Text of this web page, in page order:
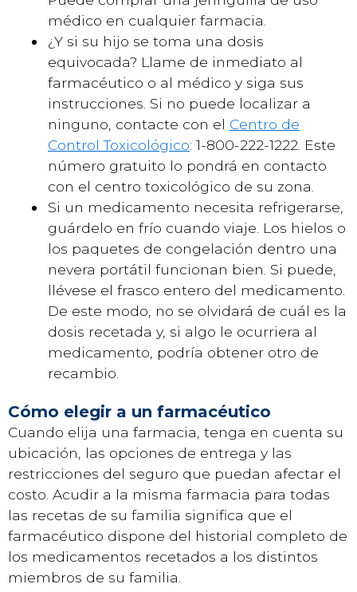
médico en cualquier farmacia.
¿Y si su hijo se toma una dosis
equivocada? Llame de inmediato al
farmacéutico o al médico y siga sus
instrucciones. Si no puede localizar a
ninguno, contacte con el Centro de
Control Toxicológico: 1-800-222-1222. Este
número gratuito lo pondrá en contacto
con el centro toxicológico de su zona.
Si un medicamento necesita refrigerarse,
guárdelo en frío cuando viaje. Los hielos o
los paquetes de congelación dentro una
nevera portátil funcionan bien. Si puede,
llévese el frasco entero del medicamento.
De este modo, no se olvidará de cuál es la
dosis recetada y, si algo le ocurriera al
medicamento, podría obtener otro de
recambio.
Cómo elegir a un farmacéutico
Cuando elija una farmacia, tenga en cuenta su
ubicación, las opciones de entrega y las
restricciones del seguro que puedan afectar el
costo. Acudir a la misma farmacia para todas
las recetas de su familia significa que el
farmacéutico dispone del historial completo de
los medicamentos recetados a los distintos
miembros de su familia.